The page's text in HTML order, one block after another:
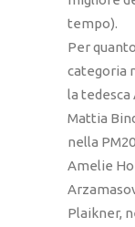
tempo).
Per
categoria
la tedesca
Mattia
nella
Amelie
Plaikner,